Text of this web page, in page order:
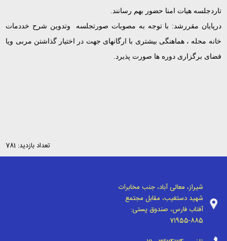
تاردجلسه هیات امنا حضور بهم رسانند.
درپایان مقررشد: با توجه به مصوبات صورتجلسه وتدوین شرح خددمات
خانه محله ، هماهنگی بیشتری با ارگانهای جهت در اختیار گذاشتن مربی ویا
فضای برگزاری دوره ها صورت پذیرد.
تعداد بازدید: 781
شیراز، معالی آباد، جنب مخابرات
شهید دستغیب، مقابل مجتمع
آفتاب فارس، صندوق پستی:
71955-885